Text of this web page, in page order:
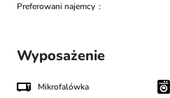
Preferowani najemcy
Wyposażenie
Mikrofalówka